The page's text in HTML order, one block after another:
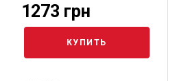
1273 грн
КУПИТЬ